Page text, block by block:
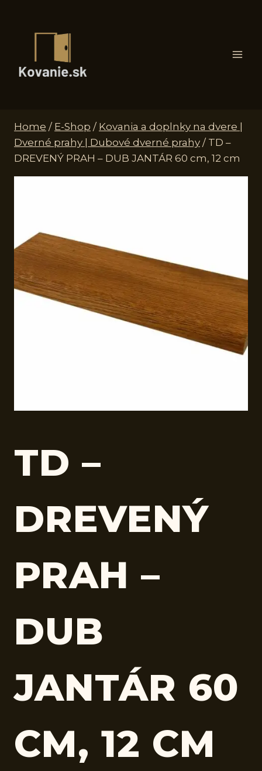
Home / E-Shop / Kovania a doplnky na dvere |
Dverné prahy | Dubové dverné prahy / TD –
DREVENÝ PRAH – DUB JANTÁR 60 cm, 12 cm
TD –
DREVENÝ
PRAH –
DUB
JANTÁR 60
CM, 12 CM